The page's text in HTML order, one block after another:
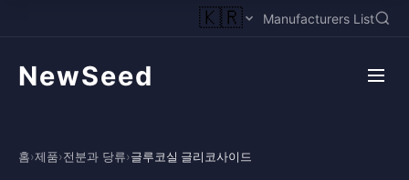
🇰🇷 Manufacturers List
NewSeed
홈›제품›전분과 당류›글루코실 글리코사이드